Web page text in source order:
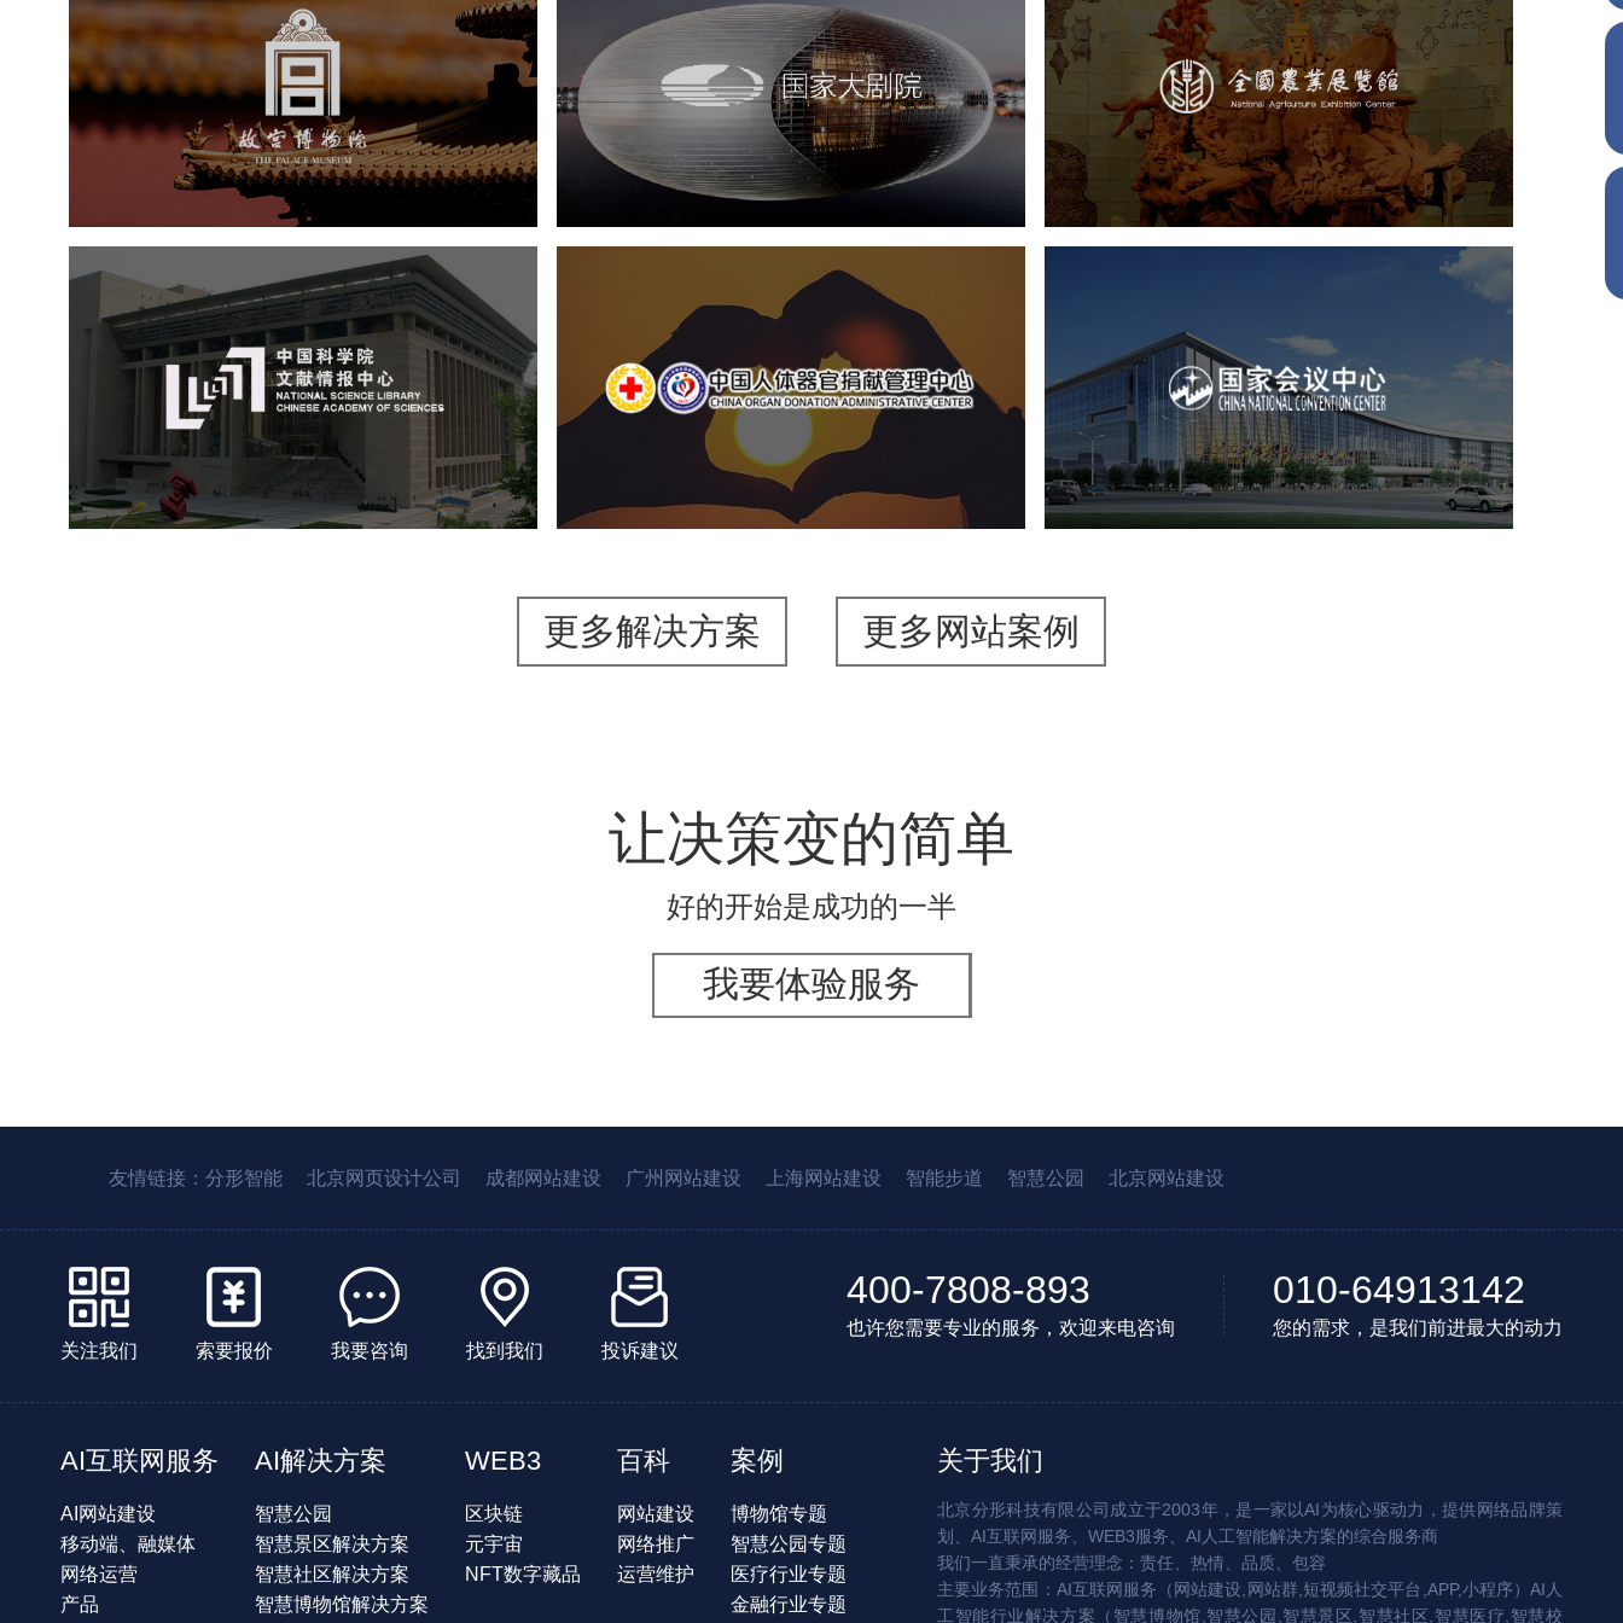
文化艺术 博物馆
智慧博物馆
博物馆网站建设
景区网站建设
文创商城
万能专题
网站代运营
国家大剧院
文化艺术 剧院 智慧展馆 展馆网站建设
文化艺术 展馆网站建设
博物馆展厅设计
数字博物馆建设
展厅空间设计
企业展厅设计
公司展厅设计
北京展厅设计 产品展厅设计
中国科学院文献情报中心
机构组织 网站建设
虚拟展厅
博物馆展厅设计
数字博物馆建设
展厅空间设计
北京展厅设计
产品展厅设计
企业展厅设计
公司展厅设计
中国人体器官捐献管理中心
国企 品牌官网
网站设计
国家会议中心
服务行业 专业服务 网站建设 网站设计
更多解决方案 更多网站案例
让决策变的简单
好的开始是成功的一半
我要体验服务
友情链接： 分形智能 北京网页设计公司 成都网站建设 广州网站建设 上海网站建设 智能步道 智慧公园 北京网站建设
关注我们 索要报价 我要咨询 找到我们 投诉建议
400-7808-893
也许您需要专业的服务，欢迎来电咨询
010-64913142
您的需求，是我们前进最大的动力
AI互联网服务
AI网站建设
移动端、融媒体
网络运营
产品
AI解决方案
智慧公园
智慧景区解决方案
智慧社区解决方案
智慧博物馆解决方案
WEB3
区块链
元宇宙
NFT数字藏品
百科
网站建设
网络推广
运营维护
案例
博物馆专题
智慧公园专题
医疗行业专题
金融行业专题
关于我们
北京分形科技有限公司成立于2003年，是一家以AI为核心驱动力，提供网络品牌策
划、AI互联网服务、WEB3服务、AI人工智能解决方案的综合服务商
我们一直秉承的经营理念：责任、热情、品质、包容
主要业务范围：AI互联网服务（网站建设,网站群,短视频社交平台,APP,小程序）AI人
工智能行业解决方案（智慧博物馆,智慧公园,智慧景区,智慧社区,智慧医疗,智慧校